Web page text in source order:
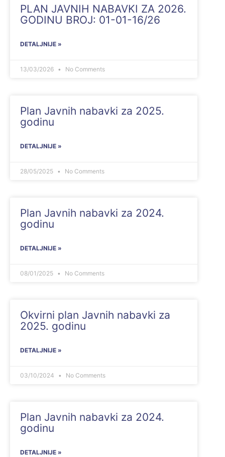
PLAN JAVNIH NABAVKI ZA 2026.
GODINU BROJ: 01-01-16/26
DETALJNIJE »
13/03/2026 No Comments
Plan Javnih nabavki za 2025.
godinu
DETALJNIJE »
28/05/2025 No Comments
Plan Javnih nabavki za 2024.
godinu
DETALJNIJE »
08/01/2025 No Comments
Okvirni plan Javnih nabavki za
2025. godinu
DETALJNIJE »
03/10/2024 No Comments
Plan Javnih nabavki za 2024.
godinu
DETALJNIJE »